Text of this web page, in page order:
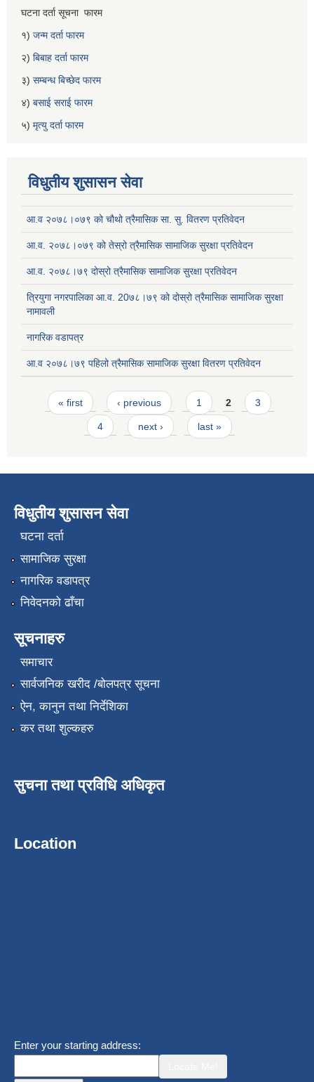
घटना दर्ता सूचना फारम
१) जन्म दर्ता फारम
२) बिबाह दर्ता फारम
३) सम्बन्ध बिच्छेद फारम
४) बसाई सराई फारम
५) मृत्यु दर्ता फारम
विधुतीय शुसासन सेवा
आ.व २०७८।०७९ को चौथो त्रैमासिक सा. सु. वितरण प्रतिवेदन
आ.व. २०७८।०७९ को तेस्रो त्रैमासिक सामाजिक सुरक्षा प्रतिवेदन
आ.व. २०७८।७९ दोस्रो त्रैमासिक सामाजिक सुरक्षा प्रतिवेदन
त्रियुगा नगरपालिका आ.व. 20७८।७९ को दोस्रो त्रैमासिक सामाजिक सुरक्षा
नामावली
नागरिक वडापत्र
आ.व २०७८।७९ पहिलो त्रैमासिक सामाजिक सुरक्षा वितरण प्रतिवेदन
Pages
« first ‹ previous 1 2 3
4 next › last »
विधुतीय शुसासन सेवा
घटना दर्ता
सामाजिक सुरक्षा
नागरिक वडापत्र
निवेदनको ढाँचा
सूचनाहरु
समाचार
सार्वजनिक खरीद /बोलपत्र सूचना
ऐन, कानुन तथा निर्देशिका
कर तथा शुल्कहरु
सुचना तथा प्रविधि अधिकृत
Location
Enter your starting address: